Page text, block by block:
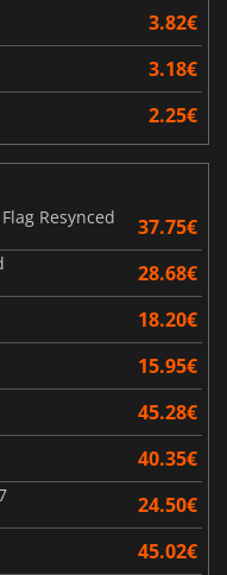
3.82€
3.18€
2.25€
Resynced
37.75€
28.68€
18.20€
15.95€
45.28€
40.35€
24.50€
45.02€